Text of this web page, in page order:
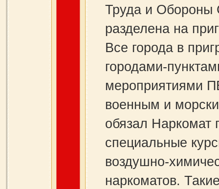
Труда и Обороны
разделена на
Все города в
городами-
мероприятиями
военным и
обязал Наркомат
специальные
воздушно-
наркоматов.